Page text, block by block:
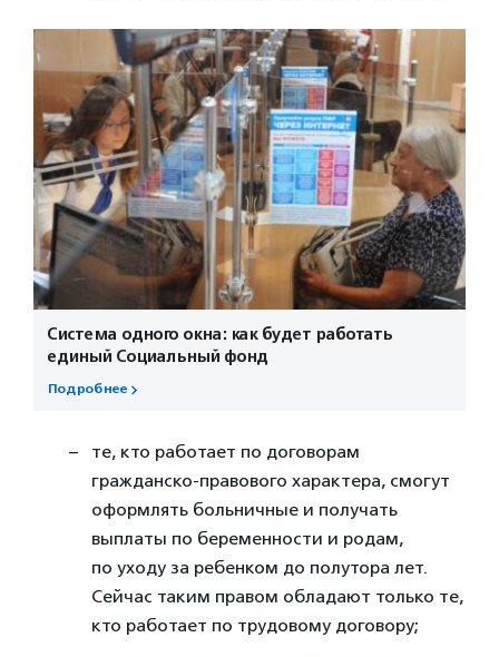
Система одного окна: как будет работать
единый Социальный фонд
Подробнее
те, кто работает по договорам
гражданско-правового характера, смогут
оформлять больничные и получать
выплаты по беременности и родам,
по уходу за ребенком до полутора лет.
Сейчас таким правом обладают только те,
кто работает по трудовому договору;